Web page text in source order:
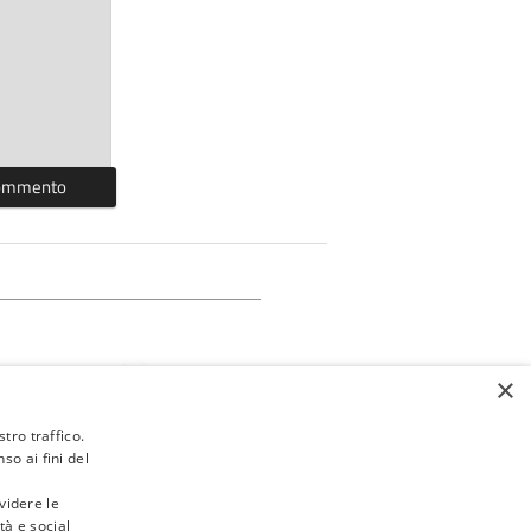
×
traffico.
ai fini del
le
e social